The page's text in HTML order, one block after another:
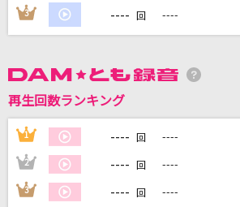
DAMの新曲・ランキングなど
DAMに会員登録・ログイン
カラオケをもっと楽しもう！
3 ---- 回 ----
再生回数ランキング
1 ---- 回 ----
2 ---- 回 ----
3 ---- 回 ----